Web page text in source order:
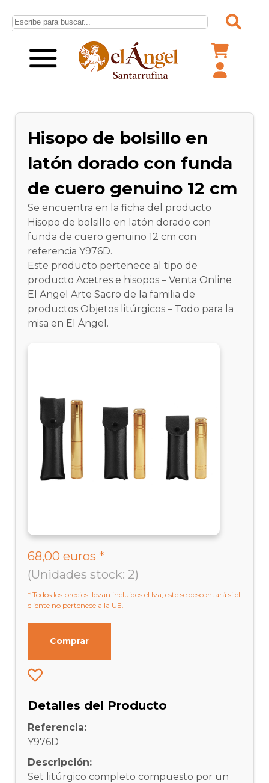
Hisopo de bolsillo en
latón dorado con funda
de cuero genuino 12 cm
Se encuentra en la ficha del producto
Hisopo de bolsillo en latón dorado con
funda de cuero genuino 12 cm con
referencia Y976D.
Este producto pertenece al tipo de
producto Acetres e hisopos – Venta Online
El Angel Arte Sacro de la familia de
productos Objetos litúrgicos – Todo para la
misa en El Ángel.
68,00 euros *
(Unidades stock: 2)
* Todos los precios llevan incluidos el Iva, este se descontará si el
cliente no pertenece a la UE.
Comprar
Detalles del Producto
Referencia:
Y976D
Descripción:
Set litúrgico completo compuesto por un